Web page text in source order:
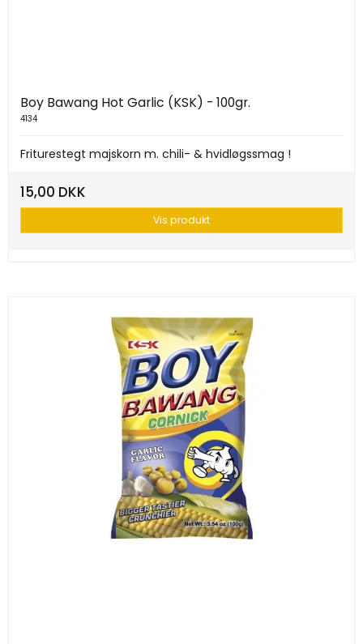
Boy Bawang Hot Garlic (KSK) - 100gr.
4134
Friturestegt majskorn m. chili- & hvidløgssmag !
15,00 DKK
Vis produkt